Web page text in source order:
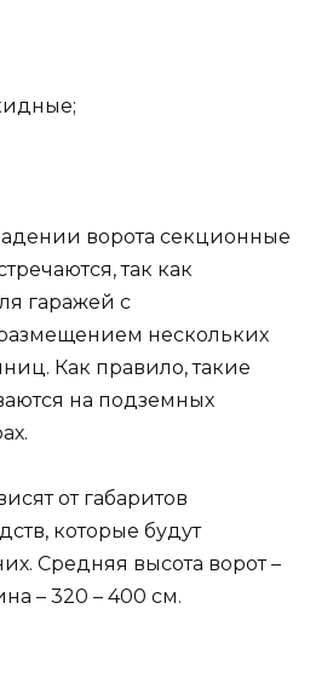
ворота секционные
так как
гаражей с
нескольких
Как правило, такие
на подземных
от габаритов
которые будут
Средняя высота ворот –
– 320 – 400 см.